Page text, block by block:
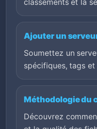
Ajouter un
Soumettez un
spécifiques, tags et
Méthodologie du
Découvrez